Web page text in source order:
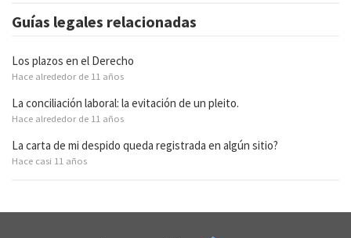
Guías legales relacionadas
Los plazos en el Derecho
Hace alrededor de 11 años
La conciliación laboral: la evitación de un pleito.
Hace alrededor de 11 años
La carta de mi despido queda registrada en algún sitio?
Hace casi 11 años